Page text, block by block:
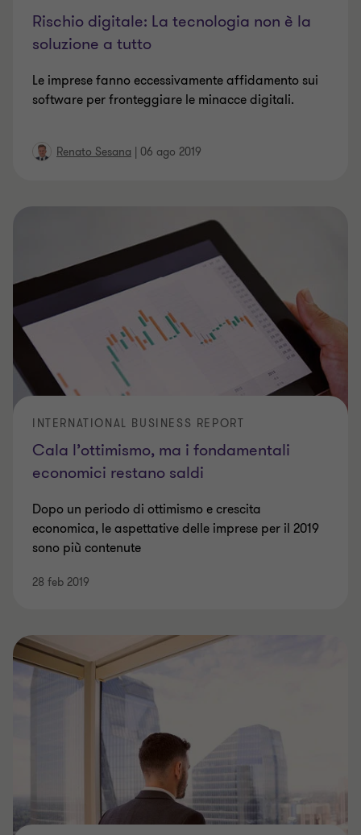
Rischio digitale: La tecnologia non è la
soluzione a tutto
Le imprese fanno eccessivamente affidamento sui
software per fronteggiare le minacce digitali.
Renato Sesana | 06 ago 2019
Cala l’ottimismo, ma i fondamentali
economici restano saldi
INTERNATIONAL BUSINESS REPORT
Dopo un periodo di ottimismo e crescita
economica, le aspettative delle imprese per il 2019
sono più contenute
28 feb 2019